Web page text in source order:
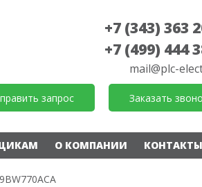
+7 (343) 363
+7 (499) 444
mail@plc-
запрос Заказать
О КОМПАНИИ КОНТАКТЫ